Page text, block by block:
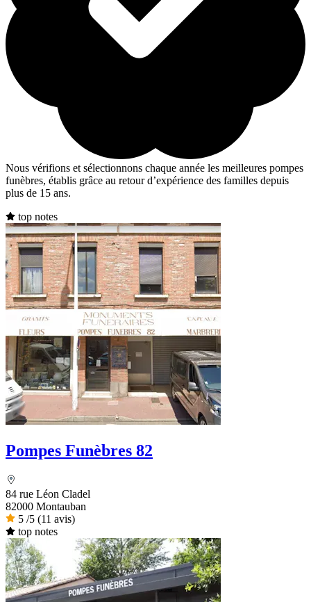
Nous vérifions et sélectionnons chaque année les meilleures pompes
funèbres, établis grâce au retour d’expérience des familles depuis
plus de 15 ans.
top notes
Pompes Funèbres 82
84 rue Léon Cladel
82000 Montauban
5 /5 (11 avis)
top notes